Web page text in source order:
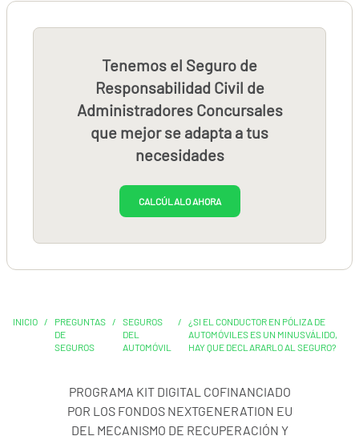
Tenemos el Seguro de
Responsabilidad Civil de
Administradores Concursales
que mejor se adapta a tus
necesidades
CALCÚLALO AHORA
INICIO /
PREGUNTAS
DE
SEGUROS
/
SEGUROS
DEL
AUTOMÓVIL
/
¿SI EL CONDUCTOR EN PÓLIZA DE
AUTOMÓVILES ES UN MINUSVÁLIDO,
HAY QUE DECLARARLO AL SEGURO?
PROGRAMA KIT DIGITAL COFINANCIADO
POR LOS FONDOS NEXTGENERATION EU
DEL MECANISMO DE RECUPERACIÓN Y